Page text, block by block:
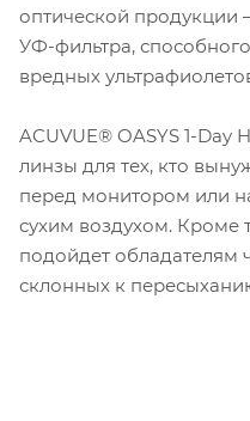
оптической продукции
УФ-фильтра,
вредных
ACUVUE® OASYS 1-Day
линзы для тех, кто
перед монитором или
сухим воздухом. Кроме
подойдет обладателям
склонных к